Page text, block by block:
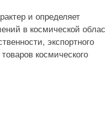
и определяет
в космической
экспортного
космического